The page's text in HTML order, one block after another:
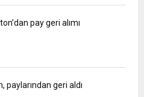
pay geri alımı
paylarından geri aldı